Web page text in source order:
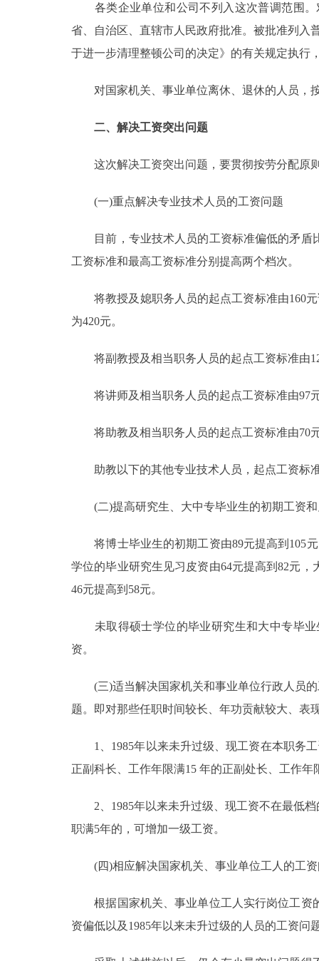
各类企业单位和公司不列入这次普调范围。
省、自治区、直辖市人民政府批准。被批准列入
于进一步清理整顿公司的决定》的有关规定执行
对国家机关、事业单位离休、退休的人员，按
二、解决工资突出问题
这次解决工资突出问题，要贯彻按劳分配原
(一)重点解决专业技术人员的工资问题
目前，专业技术人员的工资标准偏低的矛盾
工资标准和最高工资标准分别提高两个档次。
将教授及媳职务人员的起点工资标准由160元
为420元。
将副教授及相当职务人员的起点工资标准由
将讲师及相当职务人员的起点工资标准由97元
将助教及相当职务人员的起点工资标准由70
助教以下的其他专业技术人员，起点工资标
(二)提高研究生、大中专毕业生的初期工资和
将博士毕业生的初期工资由89元提高到105元
学位的毕业研究生见习皮资由64元提高到82元
46元提高到58元。
未取得硕士学位的毕业研究生和大中专毕业
资。
(三)适当解决国家机关和事业单位行政人员的
题。即对那些任职时间较长、年功贡献较大、表
1、1985年以来未升过级、现工资在本职务工
正副科长、工作年限满15 年的正副处长、工作
2、1985年以来未升过级、现工资不在最低档
职满5年的，可增加一级工资。
(四)相应解决国家机关、事业单位工人的工资
根据国家机关、事业单位工人实行岗位工资
资偏低以及1985年以来未升过级的人员的工资问